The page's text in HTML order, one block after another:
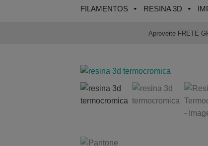
FILAMENTOS RESINA 3D
Aproveite FRETE